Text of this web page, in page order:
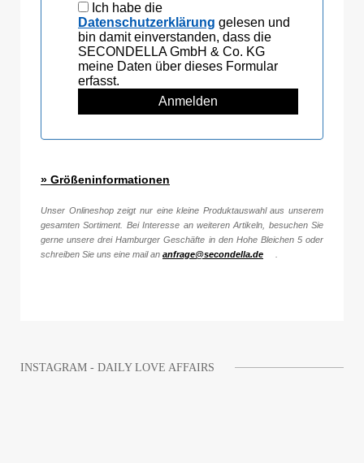
Ich habe die
Datenschutzerklärung gelesen und
bin damit einverstanden, dass die
SECONDELLA GmbH & Co. KG
meine Daten über dieses Formular
erfasst.
» Größeninformationen
Unser Onlineshop zeigt nur eine kleine Produktauswahl aus unserem
gesamten Sortiment. Bei Interesse an weiteren Artikeln, besuchen Sie
gerne unsere drei Hamburger Geschäfte in den Hohe Bleichen 5 oder
schreiben Sie uns eine mail an anfrage@secondella.de
INSTAGRAM - DAILY LOVE AFFAIRS